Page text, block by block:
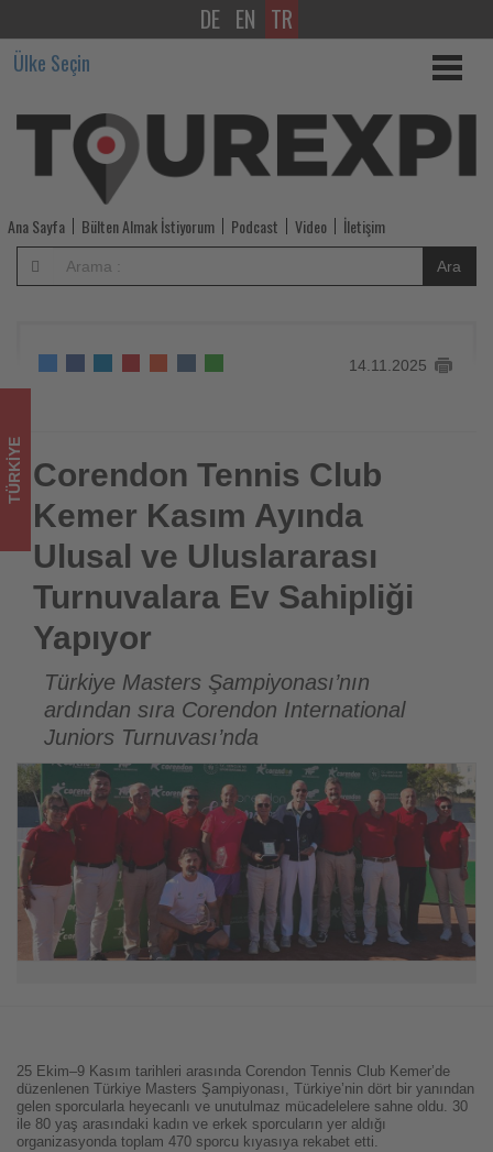
Corendon
Tennis
Club
Kemer
Kasım
Ayında
Ulusal
ve
Uluslararası
Turnuvalara
Ev
Sahipliği
Yapıyor
Tourexpi,
sizler
için
turizmde
olup
bitenleri
takip
ediyor!
DE EN TR
Ülke Seçin
Ana Sayfa Bülten Almak İstiyorum Podcast Video İletişim
Ara
14.11.2025
Corendon Tennis Club Kemer Kasım Ayında Ulusal ve
Uluslararası Turnuvalara Ev Sahipliği Yapıyor
TÜRKIYE Corendon Tennis Club
Kemer Kasım Ayında
Ulusal ve Uluslararası
Turnuvalara Ev Sahipliği
Yapıyor
Türkiye Masters Şampiyonası’nın
ardından sıra Corendon International
Juniors Turnuvası’nda
25 Ekim–9 Kasım tarihleri arasında Corendon Tennis Club Kemer’de
düzenlenen Türkiye Masters Şampiyonası, Türkiye’nin dört bir yanından
gelen sporcularla heyecanlı ve unutulmaz mücadelelere sahne oldu. 30
ile 80 yaş arasındaki kadın ve erkek sporcuların yer aldığı
organizasyonda toplam 470 sporcu kıyasıya rekabet etti.